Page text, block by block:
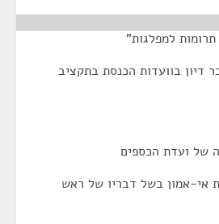
למפלגות"
דיון בוועדות הכנסת בתקציב
אי-אמון בשל דבריו של ראש